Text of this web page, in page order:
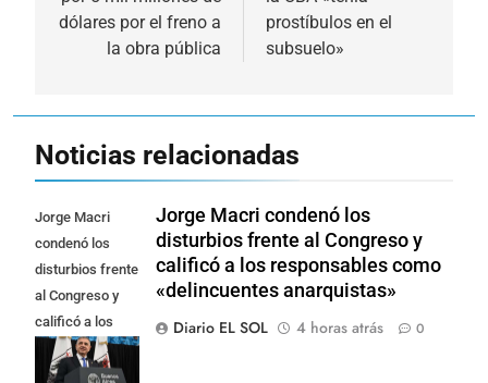
dólares por el freno a
la obra pública
prostíbulos en el
subsuelo»
Noticias relacionadas
Jorge Macri
condenó los
disturbios frente
al Congreso y
calificó a los
responsables
como
Jorge Macri condenó los
disturbios frente al Congreso y
calificó a los responsables como
«delincuentes anarquistas»
Diario EL SOL
4 horas atrás 0